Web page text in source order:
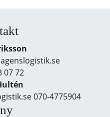
07 72
070-4775904